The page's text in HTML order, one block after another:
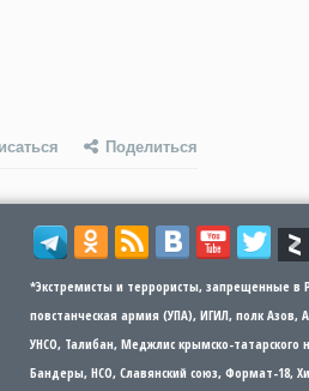
Поделиться
*Экстремисты и террористы, запрещенные в
повстанческая армия (УПА), ИГИЛ, полк Азов,
УНСО, Талибан, Меджлис крымско-
Бандеры​​, НСО, Славянский союз, Формат-18,